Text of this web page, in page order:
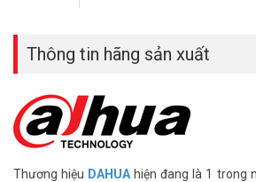
1.3 megapixel, tầm quan sát xa 10m, tích
thoại 2 chiều, tích hợp cảm biến chuyển động
– Miễn phí cài đặt xem qua mạng, cài đặt
qua mạng trên điện thoại Smartphone
– Miễn phí hướng dẫn sử dụng và hướng
Thông tin hãng sản xuất
Thương hiệu DAHUA hiện đang là 1 trong